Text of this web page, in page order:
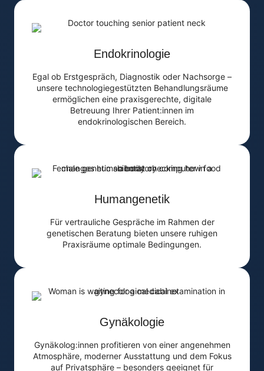
Endokrinologie
Egal ob Erstgespräch, Diagnostik oder Nachsorge –
unsere technologiegestützten Behandlungsräume
ermöglichen eine praxisgerechte, digitale
Betreuung Ihrer Patient:innen im
endokrinologischen Bereich.
Humangenetik
Für vertrauliche Gespräche im Rahmen der
genetischen Beratung bieten unsere ruhigen
Praxisräume optimale Bedingungen.
Gynäkologie
Gynäkolog:innen profitieren von einer angenehmen
Atmosphäre, moderner Ausstattung und dem Fokus
auf Privatsphäre – besonders geeignet für